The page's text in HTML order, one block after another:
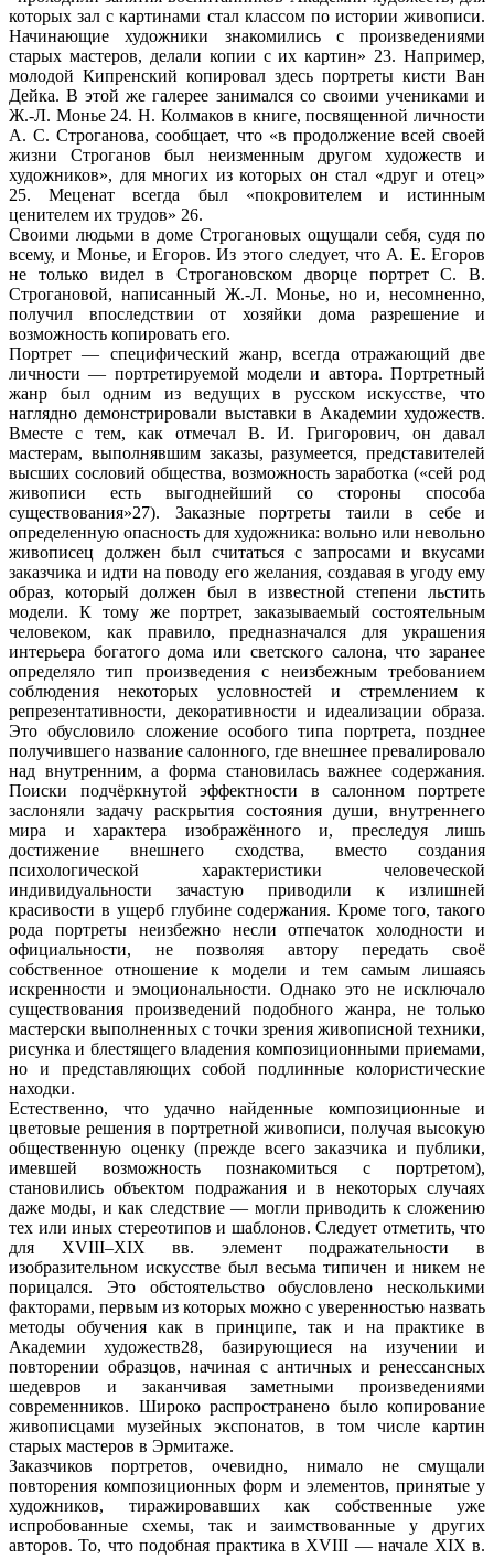
которых зал с картинами стал классом по истории живописи.
Начинающие художники знакомились с произведениями
старых мастеров, делали копии с их картин» 23. Например,
молодой Кипренский копировал здесь портреты кисти Ван
Дейка. В этой же галерее занимался со своими учениками и
Ж.-Л. Монье 24. Н. Колмаков в книге, посвященной личности
А. С. Строганова, сообщает, что «в продолжение всей своей
жизни Строганов был неизменным другом художеств и
художников», для многих из которых он стал «друг и отец»
25. Меценат всегда был «покровителем и истинным
ценителем их трудов» 26.
Своими людьми в доме Строгановых ощущали себя, судя по
всему, и Монье, и Егоров. Из этого следует, что А. Е. Егоров
не только видел в Строгановском дворце портрет С. В.
Строгановой, написанный Ж.-Л. Монье, но и, несомненно,
получил впоследствии от хозяйки дома разрешение и
возможность копировать его.
Портрет — специфический жанр, всегда отражающий две
личности — портретируемой модели и автора. Портретный
жанр был одним из ведущих в русском искусстве, что
наглядно демонстрировали выставки в Академии художеств.
Вместе с тем, как отмечал В. И. Григорович, он давал
мастерам, выполнявшим заказы, разумеется, представителей
высших сословий общества, возможность заработка («сей род
живописи есть выгоднейший со стороны способа
существования»27). Заказные портреты таили в себе и
определенную опасность для художника: вольно или невольно
живописец должен был считаться с запросами и вкусами
заказчика и идти на поводу его желания, создавая в угоду ему
образ, который должен был в известной степени льстить
модели. К тому же портрет, заказываемый состоятельным
человеком, как правило, предназначался для украшения
интерьера богатого дома или светского салона, что заранее
определяло тип произведения с неизбежным требованием
соблюдения некоторых условностей и стремлением к
репрезентативности, декоративности и идеализации образа.
Это обусловило сложение особого типа портрета, позднее
получившего название салонного, где внешнее превалировало
над внутренним, а форма становилась важнее содержания.
Поиски подчёркнутой эффектности в салонном портрете
заслоняли задачу раскрытия состояния души, внутреннего
мира и характера изображённого и, преследуя лишь
достижение внешнего сходства, вместо создания
психологической характеристики человеческой
индивидуальности зачастую приводили к излишней
красивости в ущерб глубине содержания. Кроме того, такого
рода портреты неизбежно несли отпечаток холодности и
официальности, не позволяя автору передать своё
собственное отношение к модели и тем самым лишаясь
искренности и эмоциональности. Однако это не исключало
существования произведений подобного жанра, не только
мастерски выполненных с точки зрения живописной техники,
рисунка и блестящего владения композиционными приемами,
но и представляющих собой подлинные колористические
находки.
Естественно, что удачно найденные композиционные и
цветовые решения в портретной живописи, получая высокую
общественную оценку (прежде всего заказчика и публики,
имевшей возможность познакомиться с портретом),
становились объектом подражания и в некоторых случаях
даже моды, и как следствие — могли приводить к сложению
тех или иных стереотипов и шаблонов. Следует отметить, что
для XVIII–XIX вв. элемент подражательности в
изобразительном искусстве был весьма типичен и никем не
порицался. Это обстоятельство обусловлено несколькими
факторами, первым из которых можно с уверенностью назвать
методы обучения как в принципе, так и на практике в
Академии художеств28, базирующиеся на изучении и
повторении образцов, начиная с античных и ренессансных
шедевров и заканчивая заметными произведениями
современников. Широко распространено было копирование
живописцами музейных экспонатов, в том числе картин
старых мастеров в Эрмитаже.
Заказчиков портретов, очевидно, нимало не смущали
повторения композиционных форм и элементов, принятые у
художников, тиражировавших как собственные уже
испробованные схемы, так и заимствованные у других
авторов. То, что подобная практика в XVIII — начале XIX в.